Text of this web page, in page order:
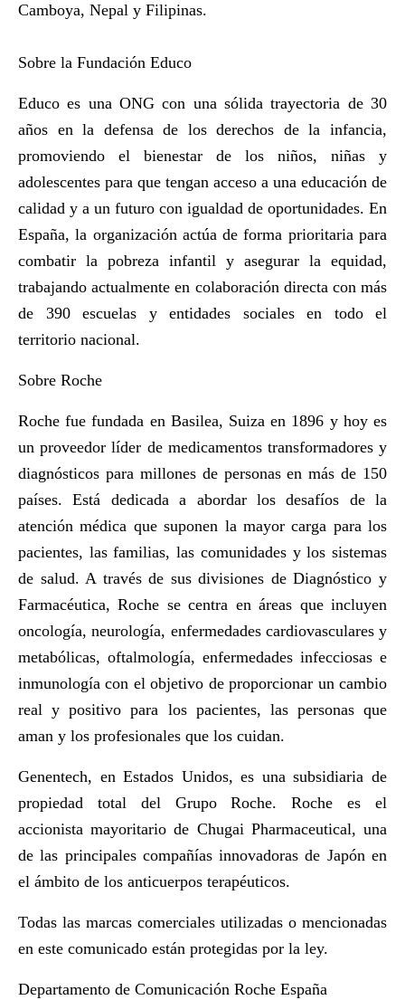
Camboya, Nepal y Filipinas.
Sobre la Fundación Educo
Educo es una ONG con una sólida trayectoria de 30
años en la defensa de los derechos de la infancia,
promoviendo el bienestar de los niños, niñas y
adolescentes para que tengan acceso a una educación de
calidad y a un futuro con igualdad de oportunidades. En
España, la organización actúa de forma prioritaria para
combatir la pobreza infantil y asegurar la equidad,
trabajando actualmente en colaboración directa con más
de 390 escuelas y entidades sociales en todo el
territorio nacional.
Sobre Roche
Roche fue fundada en Basilea, Suiza en 1896 y hoy es
un proveedor líder de medicamentos transformadores y
diagnósticos para millones de personas en más de 150
países. Está dedicada a abordar los desafíos de la
atención médica que suponen la mayor carga para los
pacientes, las familias, las comunidades y los sistemas
de salud. A través de sus divisiones de Diagnóstico y
Farmacéutica, Roche se centra en áreas que incluyen
oncología, neurología, enfermedades cardiovasculares y
metabólicas, oftalmología, enfermedades infecciosas e
inmunología con el objetivo de proporcionar un cambio
real y positivo para los pacientes, las personas que
aman y los profesionales que los cuidan.
Genentech, en Estados Unidos, es una subsidiaria de
propiedad total del Grupo Roche. Roche es el
accionista mayoritario de Chugai Pharmaceutical, una
de las principales compañías innovadoras de Japón en
el ámbito de los anticuerpos terapéuticos.
Todas las marcas comerciales utilizadas o mencionadas
en este comunicado están protegidas por la ley.
Departamento de Comunicación Roche España